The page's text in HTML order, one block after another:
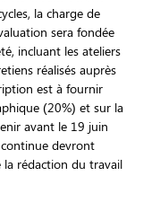
la charge de
sera fondée
incluant les ateliers
réalisés auprès
est à fournir
(20%) et sur la
avant le 19 juin
devront
la rédaction du travail